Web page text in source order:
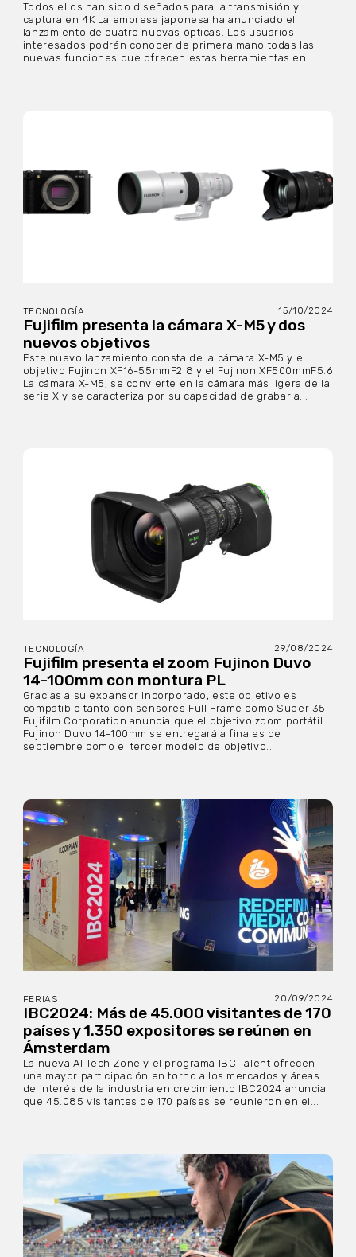
Todos ellos han sido diseñados para la transmisión y
captura en 4K La empresa japonesa ha anunciado el
lanzamiento de cuatro nuevas ópticas. Los usuarios
interesados podrán conocer de primera mano todas las
nuevas funciones que ofrecen estas herramientas en...
TECNOLOGÍA 15/10/2024
Fujifilm presenta la cámara X-M5 y dos
nuevos objetivos
Este nuevo lanzamiento consta de la cámara X-M5 y el
objetivo Fujinon XF16-55mmF2.8 y el Fujinon XF500mmF5.6
La cámara X-M5, se convierte en la cámara más ligera de la
serie X y se caracteriza por su capacidad de grabar a...
TECNOLOGÍA 29/08/2024
Fujifilm presenta el zoom Fujinon Duvo
14-100mm con montura PL
Gracias a su expansor incorporado, este objetivo es
compatible tanto con sensores Full Frame como Super 35
Fujifilm Corporation anuncia que el objetivo zoom portátil
Fujinon Duvo 14-100mm se entregará a finales de
septiembre como el tercer modelo de objetivo...
FERIAS 20/09/2024
IBC2024: Más de 45.000 visitantes de 170
países y 1.350 expositores se reúnen en
Ámsterdam
La nueva AI Tech Zone y el programa IBC Talent ofrecen
una mayor participación en torno a los mercados y áreas
de interés de la industria en crecimiento IBC2024 anuncia
que 45.085 visitantes de 170 países se reunieron en el...